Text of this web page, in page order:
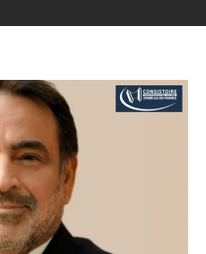
Congrès 2019
Congrès 2020